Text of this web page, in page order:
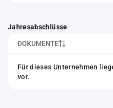
Jahresabschlüsse
DOKUMENTE
Für dieses Unternehmen
vor.